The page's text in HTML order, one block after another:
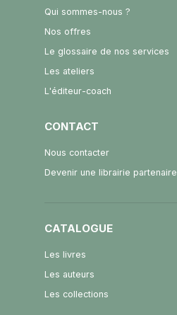
Qui sommes-nous ?
Nos offres
Le glossaire de nos services
Les ateliers
L'éditeur-coach
CONTACT
Nous contacter
Devenir une librairie partenaire
CATALOGUE
Les livres
Les auteurs
Les collections